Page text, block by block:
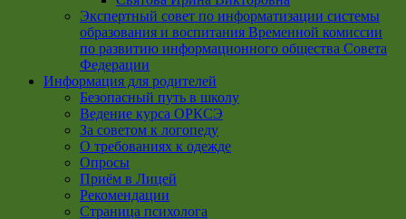
Экспертный совет по информатизации системы
образования и воспитания Временной комиссии
по развитию информационного общества Совета
Федерации
Информация для родителей
Безопасный путь в школу
Ведение курса ОРКСЭ
За советом к логопеду
О требованиях к одежде
Опросы
Приём в Лицей
Рекомендации
Страница психолога